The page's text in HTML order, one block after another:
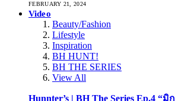
FEBRUARY 21, 2024
Video
Beauty/Fashion
Lifestyle
Inspiration
BH HUNT!
BH THE SERIES
View All
Hunnter’s | BH The Series Ep.4